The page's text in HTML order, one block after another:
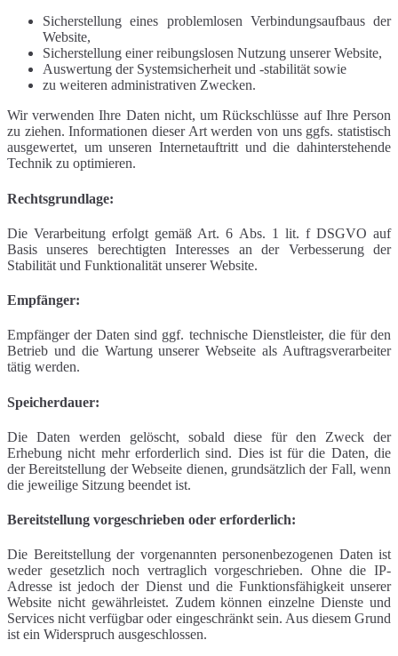
Sicherstellung eines problemlosen Verbindungsaufbaus der
Website,
Sicherstellung einer reibungslosen Nutzung unserer Website,
Auswertung der Systemsicherheit und -stabilität sowie
zu weiteren administrativen Zwecken.
Wir verwenden Ihre Daten nicht, um Rückschlüsse auf Ihre Person
zu ziehen. Informationen dieser Art werden von uns ggfs. statistisch
ausgewertet, um unseren Internetauftritt und die dahinterstehende
Technik zu optimieren.
Rechtsgrundlage:
Die Verarbeitung erfolgt gemäß Art. 6 Abs. 1 lit. f DSGVO auf
Basis unseres berechtigten Interesses an der Verbesserung der
Stabilität und Funktionalität unserer Website.
Empfänger:
Empfänger der Daten sind ggf. technische Dienstleister, die für den
Betrieb und die Wartung unserer Webseite als Auftragsverarbeiter
tätig werden.
Speicherdauer:
Die Daten werden gelöscht, sobald diese für den Zweck der
Erhebung nicht mehr erforderlich sind. Dies ist für die Daten, die
der Bereitstellung der Webseite dienen, grundsätzlich der Fall, wenn
die jeweilige Sitzung beendet ist.
Bereitstellung vorgeschrieben oder erforderlich:
Die Bereitstellung der vorgenannten personenbezogenen Daten ist
weder gesetzlich noch vertraglich vorgeschrieben. Ohne die IP-
Adresse ist jedoch der Dienst und die Funktionsfähigkeit unserer
Website nicht gewährleistet. Zudem können einzelne Dienste und
Services nicht verfügbar oder eingeschränkt sein. Aus diesem Grund
ist ein Widerspruch ausgeschlossen.